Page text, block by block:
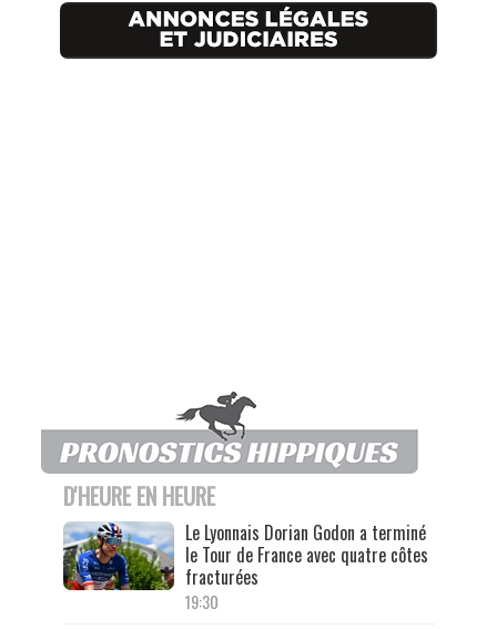
D'HEURE EN HEURE
Le Lyonnais Dorian Godon a terminé
le Tour de France avec quatre côtes
fracturées
19:30